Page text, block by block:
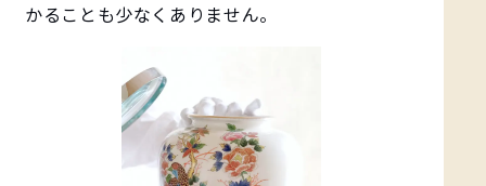
かることも少なくありません。